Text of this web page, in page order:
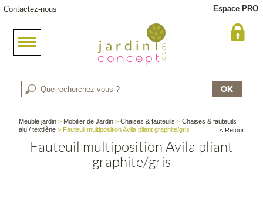
Contactez-nous Espace PRO
Meuble jardin > Mobilier de Jardin >Chaises & fauteuils >Chaises & fauteuils
alu / textilène > Fauteuil multiposition Avila pliant graphite/gris < Retour
Fauteuil multiposition Avila pliant
graphite/gris